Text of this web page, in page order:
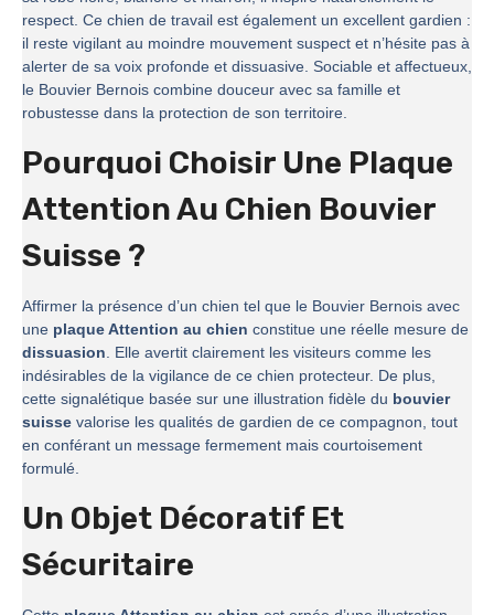
respect. Ce chien de travail est également un excellent gardien :
il reste vigilant au moindre mouvement suspect et n’hésite pas à
alerter de sa voix profonde et dissuasive. Sociable et affectueux,
le Bouvier Bernois combine douceur avec sa famille et
robustesse dans la protection de son territoire.
Pourquoi Choisir Une Plaque
Attention Au Chien Bouvier
Suisse ?
Affirmer la présence d’un chien tel que le Bouvier Bernois avec
une plaque Attention au chien constitue une réelle mesure de
dissuasion. Elle avertit clairement les visiteurs comme les
indésirables de la vigilance de ce chien protecteur. De plus,
cette signalétique basée sur une illustration fidèle du bouvier
suisse valorise les qualités de gardien de ce compagnon, tout
en conférant un message fermement mais courtoisement
formulé.
Un Objet Décoratif Et
Sécuritaire